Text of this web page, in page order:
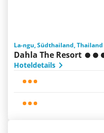
La-ngu, Südthailand, Thailand
Dahla The Resort
Hoteldetails